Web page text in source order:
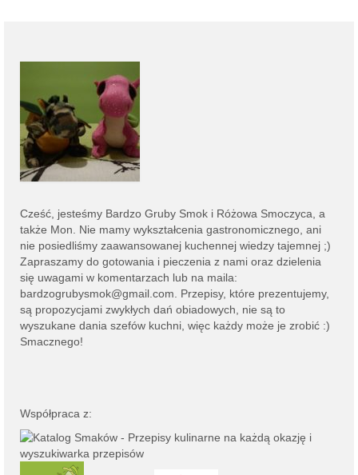
Cześć, jesteśmy Bardzo Gruby Smok i Różowa Smoczyca, a
także Mon. Nie mamy wykształcenia gastronomicznego, ani
nie posiedliśmy zaawansowanej kuchennej wiedzy tajemnej ;)
Zapraszamy do gotowania i pieczenia z nami oraz dzielenia
się uwagami w komentarzach lub na maila:
bardzogrubysmok@gmail.com . Przepisy, które prezentujemy,
są propozycjami zwykłych dań obiadowych, nie są to
wyszukane dania szefów kuchni, więc każdy może je zrobić :)
Smacznego!
Współpraca z: